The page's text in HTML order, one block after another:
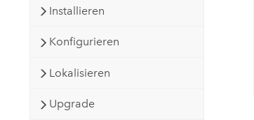
Installieren
Konfigurieren
Lokalisieren
Upgrade